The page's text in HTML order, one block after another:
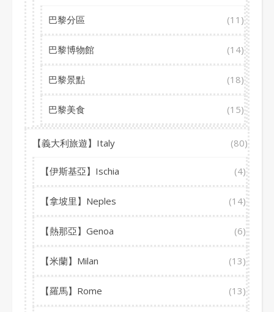
巴黎分區 (11)
巴黎博物館 (14)
巴黎景點 (18)
巴黎美食 (15)
【義大利旅遊】Italy (80)
【伊斯基亞】Ischia (4)
【拿坡里】Neples (14)
【熱那亞】Genoa (6)
【米蘭】Milan (13)
【羅馬】Rome (13)